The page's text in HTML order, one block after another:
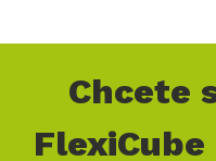
Chcete